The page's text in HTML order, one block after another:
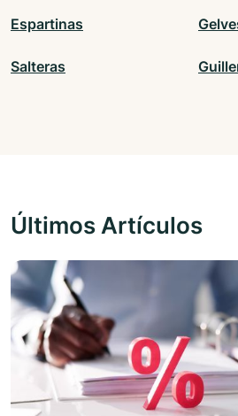
Espartinas
Salteras
Últimos Artículos